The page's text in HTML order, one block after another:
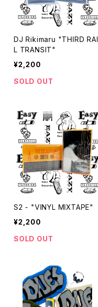
DJ Rikimaru "THIRD RAI
L TRANSIT"
¥2,200
SOLD OUT
S2 - "VINYL MIXTAPE"
¥2,200
SOLD OUT